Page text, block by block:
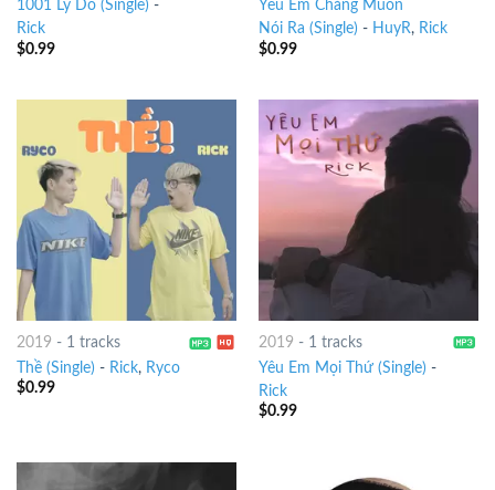
1001 Lý Do (Single) -
Rick
$0.99
Yêu Em Chẳng Muốn
Nói Ra (Single) - HuyR, Rick
$0.99
2019 - 1 tracks
Thề (Single) - Rick, Ryco
$0.99
2019 - 1 tracks
Yêu Em Mọi Thứ (Single) -
Rick
$0.99